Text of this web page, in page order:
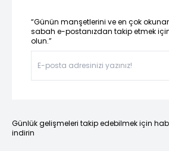
“Günün manşetlerini ve en çok
sabah e-postanızdan takip etmek
olun.”
Günlük gelişmeleri takip edebilmek için
indirin